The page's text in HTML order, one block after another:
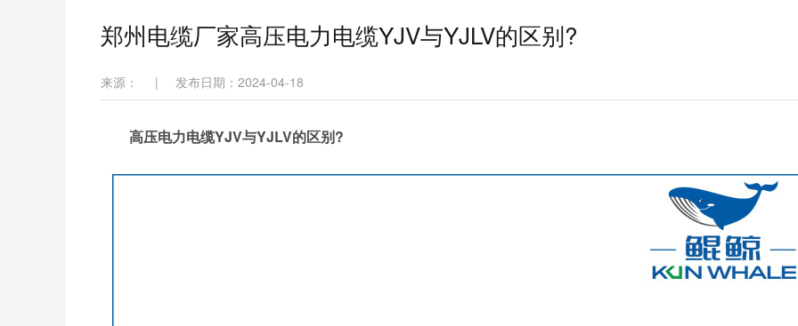
郑州电缆厂家高压电力电缆YJV与YJLV的区别?
来源： | 发布日期：2024-04-18
高压电力电缆YJV与YJLV的区别?